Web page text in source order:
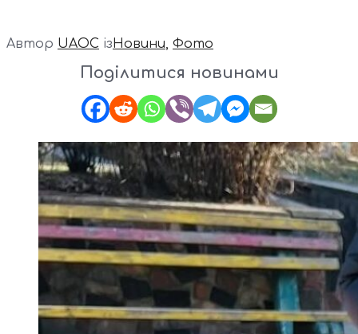
Автор UAOC ізНовини, Фото
Поділитися новинами